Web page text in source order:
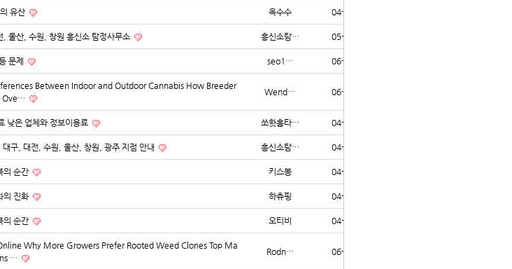
유산 옥수수 04-30
울산, 수원, 창원 흥신소 탐정사무소 흥신소탐… 05-01
문제 seo1… 06-08
Between Indoor and Outdoor Cannabis How Breeder
Ove…
Wend… 06-12
낮은 업체와 정보이용료 쏘핫홈타… 04-09
구, 대전, 수원, 울산, 창원, 광주 지점 안내 흥신소탐… 04-13
의 순간 키스봉 04-15
의 진화 하츄핑 04-19
의 순간 오티비 04-23
Why More Growers Prefer Rooted Weed Clones Top Ma
…
Rodn… 06-12